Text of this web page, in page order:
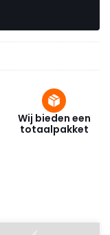
Wij bieden een
totaalpakket